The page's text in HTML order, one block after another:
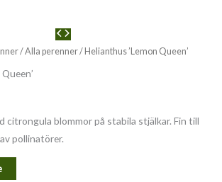
/Alla perenner/ Helianthus ’Lemon Queen’
citrongula blommor på stabila stjälkar. Fin till
pollinatörer.